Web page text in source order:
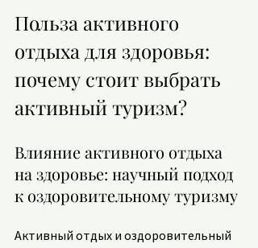
Польза активного
отдыха для здоровья:
почему стоит выбрать
активный туризм?
Влияние активного отдыха
на здоровье: научный подход
к оздоровительному туризму
Активный отдых и оздоровительный